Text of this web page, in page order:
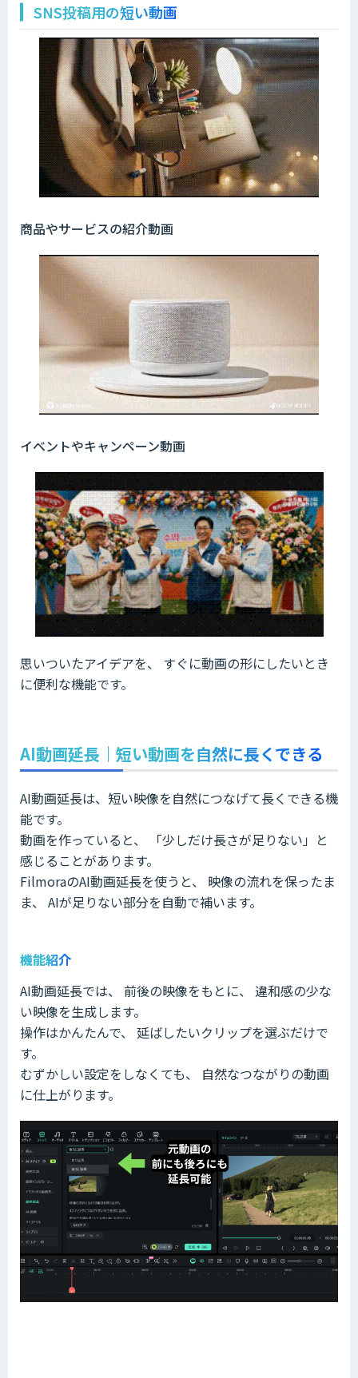
SNS投稿用の短い動画
商品やサービスの紹介動画
イベントやキャンペーン動画
思いついたアイデアを、 すぐに動画の形にしたいとき
に便利な機能です。
AI動画延長｜短い動画を自然に長くできる
AI動画延長は、短い映像を自然につなげて長くできる機
能です。
動画を作っていると、 「少しだけ長さが足りない」と
感じることがあります。
FilmoraのAI動画延長を使うと、 映像の流れを保ったま
ま、 AIが足りない部分を自動で補います。
機能紹介
AI動画延長では、 前後の映像をもとに、 違和感の少な
い映像を生成します。
操作はかんたんで、 延ばしたいクリップを選ぶだけで
す。
むずかしい設定をしなくても、 自然なつながりの動画
に仕上がります。